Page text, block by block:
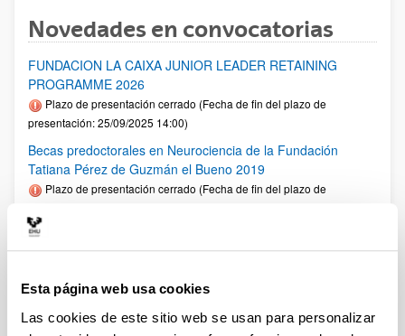
Esta página web usa cookies
Las cookies de este sitio web se usan para personalizar
Novedades en convocatorias
FUNDACION LA CAIXA JUNIOR LEADER RETAINING
PROGRAMME 2026
Plazo de presentación cerrado (Fecha de fin del plazo de
presentación: 25/09/2025 14:00)
Becas predoctorales en Neurociencia de la Fundación
Tatiana Pérez de Guzmán el Bueno 2019
Plazo de presentación cerrado (Fecha de fin del plazo de
Fellows Gipuzkoa 2025
Plazo de presentación cerrado: 01/04/2025 - 12/05/2025 00:00
El plazo de presentación de solicitudes finaliza el 12/05/2025.
1er plazo interno UPV/EHU: 30/04/2025 (Ver resumen))